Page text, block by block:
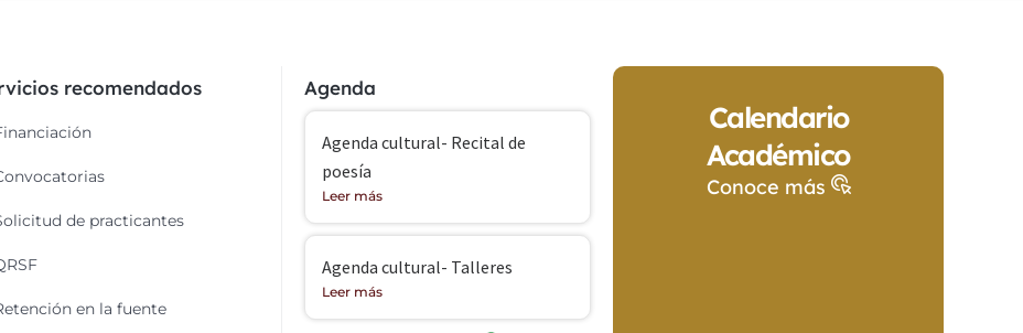
recomendados
de practicantes
en la fuente
Agenda
Agenda cultural- Recital de
poesía
Leer más
Agenda cultural- Talleres
Leer más
Calendario
Académico
Conoce más